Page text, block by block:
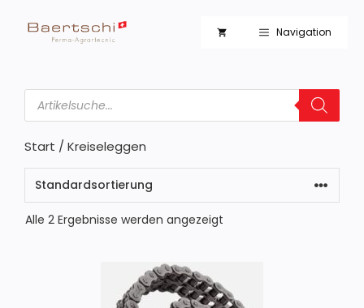
Inhalt
Navigation
Products
search
Start / Kreiseleggen
Alle 2 Ergebnisse werden angezeigt